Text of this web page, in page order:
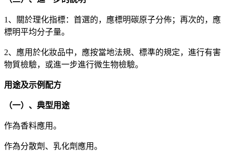
1、關於理化指標：首選的，應標明碳原子分佈；再次的，應
標明平均分子量。
2、應用於化妝品中，應按當地法規、標準的規定，進行有害
物質檢驗，或進一步進行微生物檢驗。
用途及示例配方
（一）、典型用途
作為香料應用。
作為分散劑、乳化劑應用。